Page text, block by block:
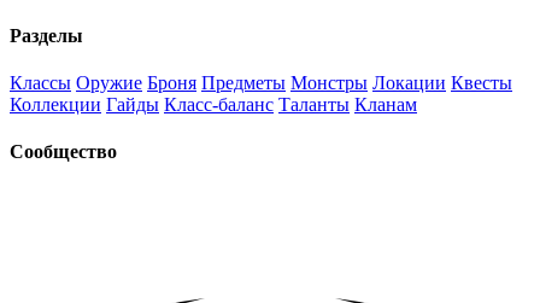
Разделы
Классы Оружие Броня Предметы Монстры Локации Квесты
Коллекции Гайды Класс-баланс Таланты Кланам
Сообщество